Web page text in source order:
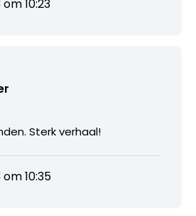
10:23
Sterk verhaal!
10:35